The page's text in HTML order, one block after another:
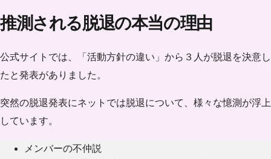
推測される脱退の本当の理由
公式サイトでは、「活動方針の違い」から３人が脱退を決意し
たと発表がありました。
突然の脱退発表にネットでは脱退について、様々な憶測が浮上
しています。
メンバーの不仲説